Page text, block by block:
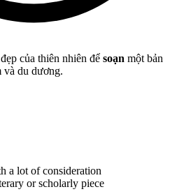
của thiên nhiên để soạn một bản
và du dương.
a lot of consideration
or scholarly piece